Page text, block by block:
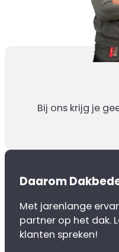
Bij ons krijg je
Daarom
Met jarenlange
partner op het dak.
klanten spreken!